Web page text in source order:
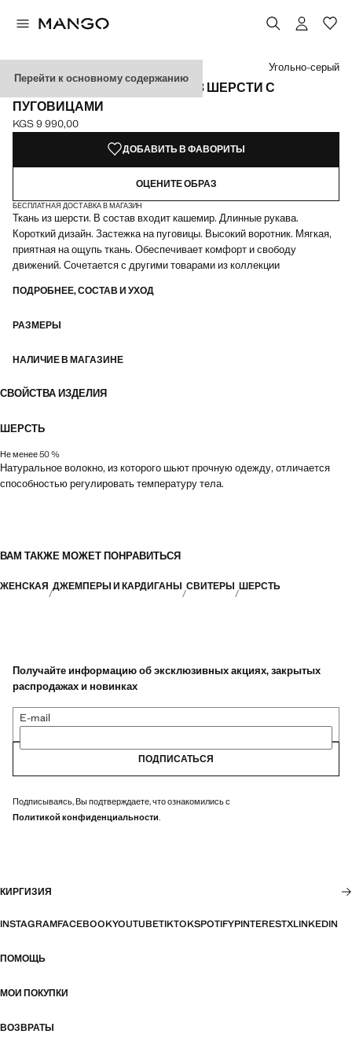
Перейти к основному содержанию
УКОРОЧЕННЫЙ КАРДИГАН ИЗ ШЕРСТИ С
ПУГОВИЦАМИ
Текущая цена [KGS 9 990,00 ]
KGS 9 990,00
Выберите цвет
Выбранный цвет: Угольно-серый
Угольно-серый
ДОБАВИТЬ В ФАВОРИТЫ
ОЦЕНИТЕ ОБРАЗ
БЕСПЛАТНАЯ ДОСТАВКА В МАГАЗИН
Ткань из шерсти. В состав входит кашемир. Длинные рукава.
Короткий дизайн. Застежка на пуговицы. Высокий воротник. Мягкая,
приятная на ощупь ткань. Обеспечивает комфорт и свободу
движений. Сочетается с другими товарами из коллекции
ПОДРОБНЕЕ, СОСТАВ И УХОД
РАЗМЕРЫ
НАЛИЧИЕ В МАГАЗИНЕ
СВОЙСТВА ИЗДЕЛИЯ
ШЕРСТЬ
Не менее 50 %
Натуральное волокно, из которого шьют прочную одежду, отличается
способностью регулировать температуру тела.
ВАМ ТАКЖЕ МОЖЕТ ПОНРАВИТЬСЯ
ЖЕНСКАЯ ДЖЕМПЕРЫ И КАРДИГАНЫ СВИТЕРЫ ШЕРСТЬ
Получайте информацию об эксклюзивных акциях, закрытых
распродажах и новинках
E-mail
ПОДПИСАТЬСЯ
Подписываясь, Вы подтверждаете, что ознакомились с
Политикой конфиденциальности.
КИРГИЗИЯ
INSTAGRAMFACEBOOKYOUTUBETIKTOKSPOTIFYPINTERESTXLINKEDIN
ПОМОЩЬ
МОИ ПОКУПКИ
ВОЗВРАТЫ